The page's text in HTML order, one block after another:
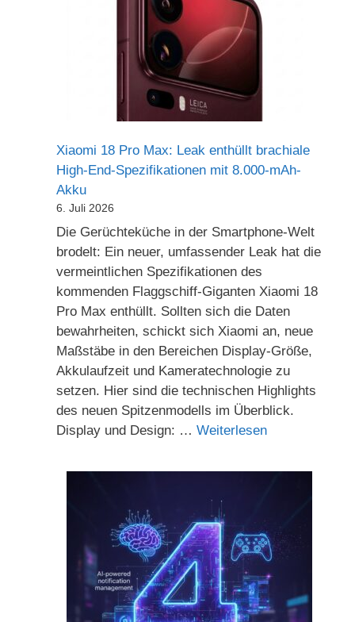
Xiaomi 18 Pro Max: Leak enthüllt brachiale
High-End-Spezifikationen mit 8.000-mAh-
Akku
6. Juli 2026
Die Gerüchteküche in der Smartphone-Welt
brodelt: Ein neuer, umfassender Leak hat die
vermeintlichen Spezifikationen des
kommenden Flaggschiff-Giganten Xiaomi 18
Pro Max enthüllt. Sollten sich die Daten
bewahrheiten, schickt sich Xiaomi an, neue
Maßstäbe in den Bereichen Display-Größe,
Akkulaufzeit und Kameratechnologie zu
setzen. Hier sind die technischen Highlights
des neuen Spitzenmodells im Überblick.
Display und Design: … Weiterlesen